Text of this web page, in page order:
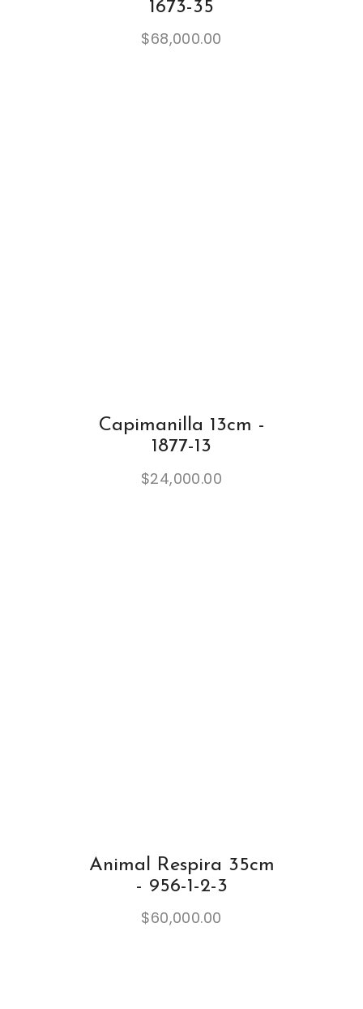
1673-35
$68,000.00
Capimanilla 13cm -
1877-13
$24,000.00
Animal Respira 35cm
- 956-1-2-3
$60,000.00